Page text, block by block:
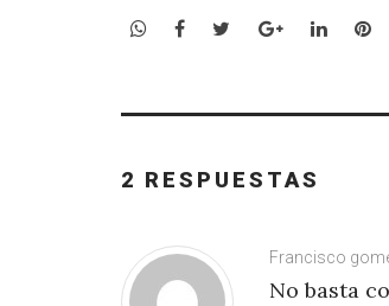
WhatsApp
Facebook
TwitterGoogle+
2 RESPUESTAS
Francisco
No basta